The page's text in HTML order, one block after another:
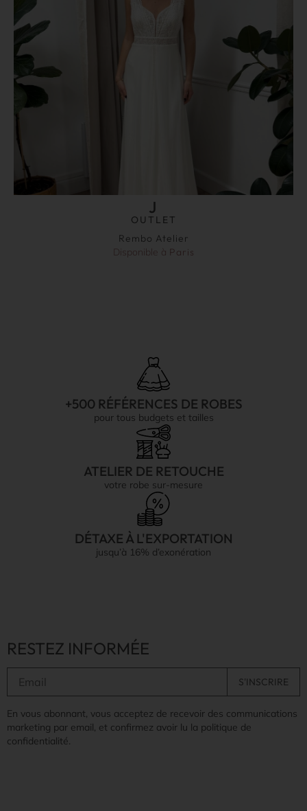
J
OUTLET
Rembo Atelier
Disponible à Paris
+500 RÉFÉRENCES DE ROBES
pour tous budgets et tailles
ATELIER DE RETOUCHE
votre robe sur-mesure
DÉTAXE À L'EXPORTATION
jusqu’à 16% d’exonération
RESTEZ INFORMÉE
En vous abonnant, vous acceptez de recevoir des communications
marketing par email, et confirmez avoir lu la politique de
confidentialité.